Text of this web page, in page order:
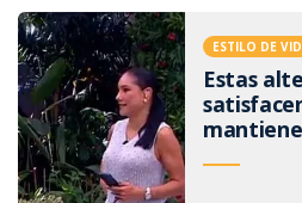
ESTILO DE
Estas